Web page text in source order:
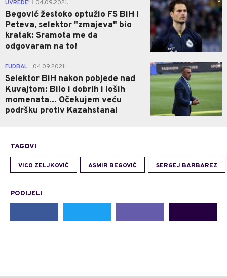
UVREDE! 04.09.2021.
Begović žestoko optužio FS BiH i
Peteva, selektor "zmajeva" bio
kratak: Sramota me da
odgovaram na to!
FUDBAL 04.09.2021.
Selektor BiH nakon pobjede nad
Kuvajtom: Bilo i dobrih i loših
momenata... Očekujem veću
podršku protiv Kazahstana!
0
TAGOVI
VICO ZELJKOVIĆ ASMIR BEGOVIĆ SERGEJ BARBAREZ
PODIJELI